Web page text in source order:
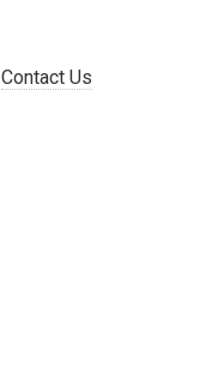
Contact Us